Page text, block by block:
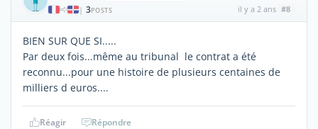
| 3POSTS il y a 2 ans #8
BIEN SUR QUE SI.....
Par deux fois...même au tribunal le contrat a été
reconnu...pour une histoire de plusieurs centaines de
milliers d euros....
Réagir Répondre